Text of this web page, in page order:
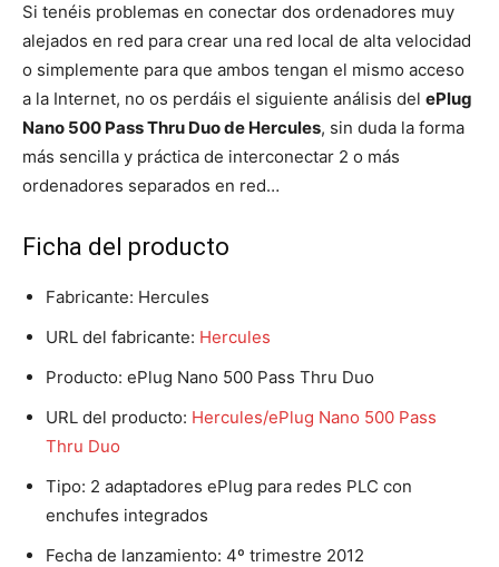
Si tenéis problemas en conectar dos ordenadores muy
alejados en red para crear una red local de alta velocidad
o simplemente para que ambos tengan el mismo acceso
a la Internet, no os perdáis el siguiente análisis del ePlug
Nano 500 Pass Thru Duo de Hercules, sin duda la forma
más sencilla y práctica de interconectar 2 o más
ordenadores separados en red…
Ficha del producto
Fabricante: Hercules
URL del fabricante: Hercules
Producto: ePlug Nano 500 Pass Thru Duo
URL del producto: Hercules/ePlug Nano 500 Pass
Thru Duo
Tipo: 2 adaptadores ePlug para redes PLC con
enchufes integrados
Fecha de lanzamiento: 4º trimestre 2012